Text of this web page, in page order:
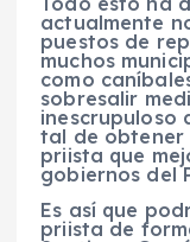
actualmente
puestos de
muchos
como
sobresalir
inescrupuloso
tal de obtener
priista que
gobiernos del
Es así que
priista de